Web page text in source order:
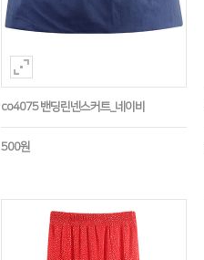
co4075 밴딩린넨스커트_네이비
500원